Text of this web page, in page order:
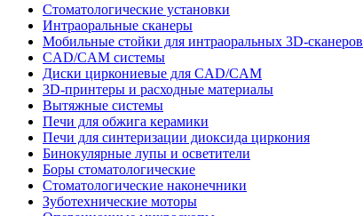
Стоматологические установки
Интраоральные сканеры
Мобильные стойки для интраоральных 3D-сканеров
CAD/CAM системы
Диски циркониевые для CAD/CAM
3D-принтеры и расходные материалы
Вытяжные системы
Печи для обжига керамики
Печи для синтеризации диоксида циркония
Бинокулярные лупы и осветители
Боры стоматологические
Стоматологические наконечники
Зуботехнические моторы